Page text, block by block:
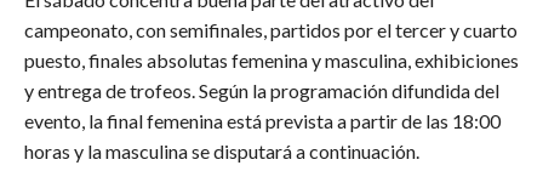
campeonato, con semifinales, partidos por el tercer y cuarto
puesto, finales absolutas femenina y masculina, exhibiciones
y entrega de trofeos. Según la programación difundida del
evento, la final femenina está prevista a partir de las 18:00
horas y la masculina se disputará a continuación.